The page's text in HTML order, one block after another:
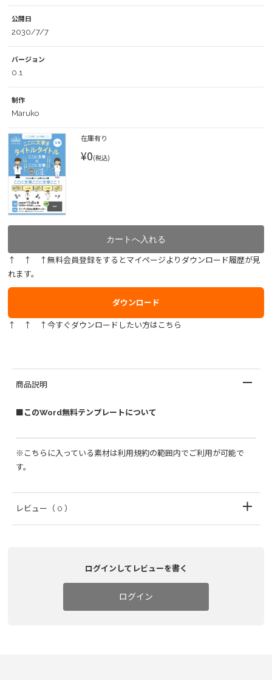
公開日
2030/7/7
バージョン
0.1
制作
Maruko
在庫有り
¥0(税込)
↑ ↑ ↑無料会員登録をするとマイページよりダウンロード履歴が見
れます。
ダウンロード
↑ ↑ ↑今すぐダウンロードしたい方はこちら
商品説明
■このWord無料テンプレートについて
※こちらに入っている素材は利用規約の範囲内でご利用が可能で
す。
レビュー （ 0 ）
ログインしてレビューを書く
ログイン